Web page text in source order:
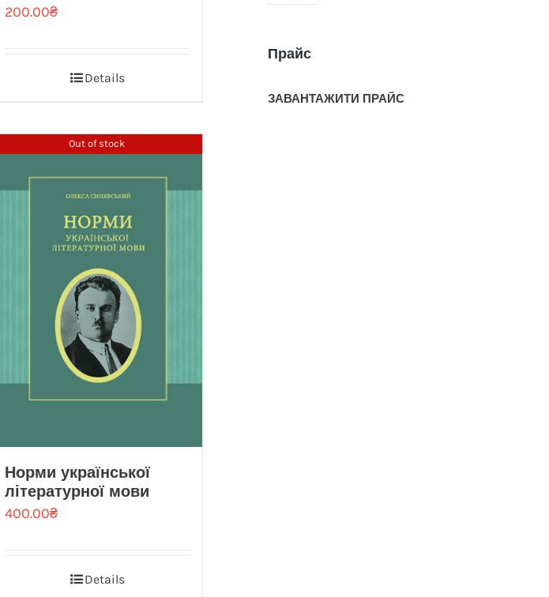
200.00₴
Details
Out of stock
Норми української
літературної мови
400.00₴
Details
Прайс
ЗАВАНТАЖИТИ ПРАЙС